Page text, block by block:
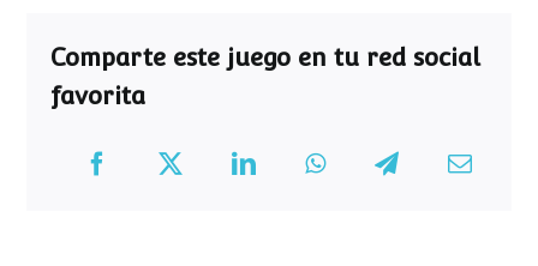
Comparte este juego en tu red social
favorita